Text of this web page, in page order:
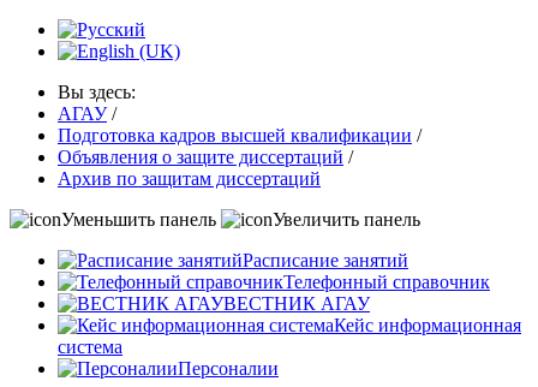
Вы здесь:
АГАУ /
Подготовка кадров высшей квалификации /
Объявления о защите диссертаций /
Архив по защитам диссертаций
Уменьшить панель
Увеличить панель
Расписание занятий
Телефонный справочник
ВЕСТНИК АГАУ
Кейс информационная
система
Персоналии